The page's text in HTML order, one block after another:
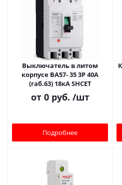
Выключатель в литом
корпусе ВА57- 35 3Р 40А
(габ.63) 18кА SHCET
от 0 руб. /шт
Подробнее